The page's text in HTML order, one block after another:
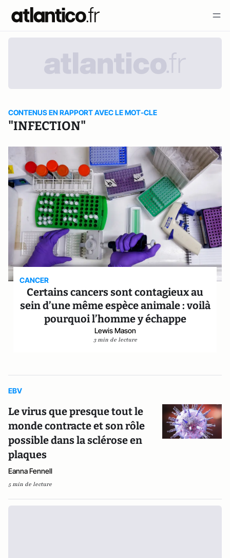
CONTENUS EN RAPPORT AVEC LE MOT-CLE
"INFECTION"
CANCER
Certains cancers sont contagieux au
sein d’une même espèce animale : voilà
pourquoi l’homme y échappe
Lewis Mason
3 min de lecture
EBV
Le virus que presque tout le
monde contracte et son rôle
possible dans la sclérose en
plaques
Eanna Fennell
5 min de lecture